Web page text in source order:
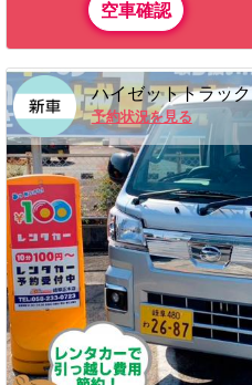
空車確認
ハイゼットトラック
予約状況を見る